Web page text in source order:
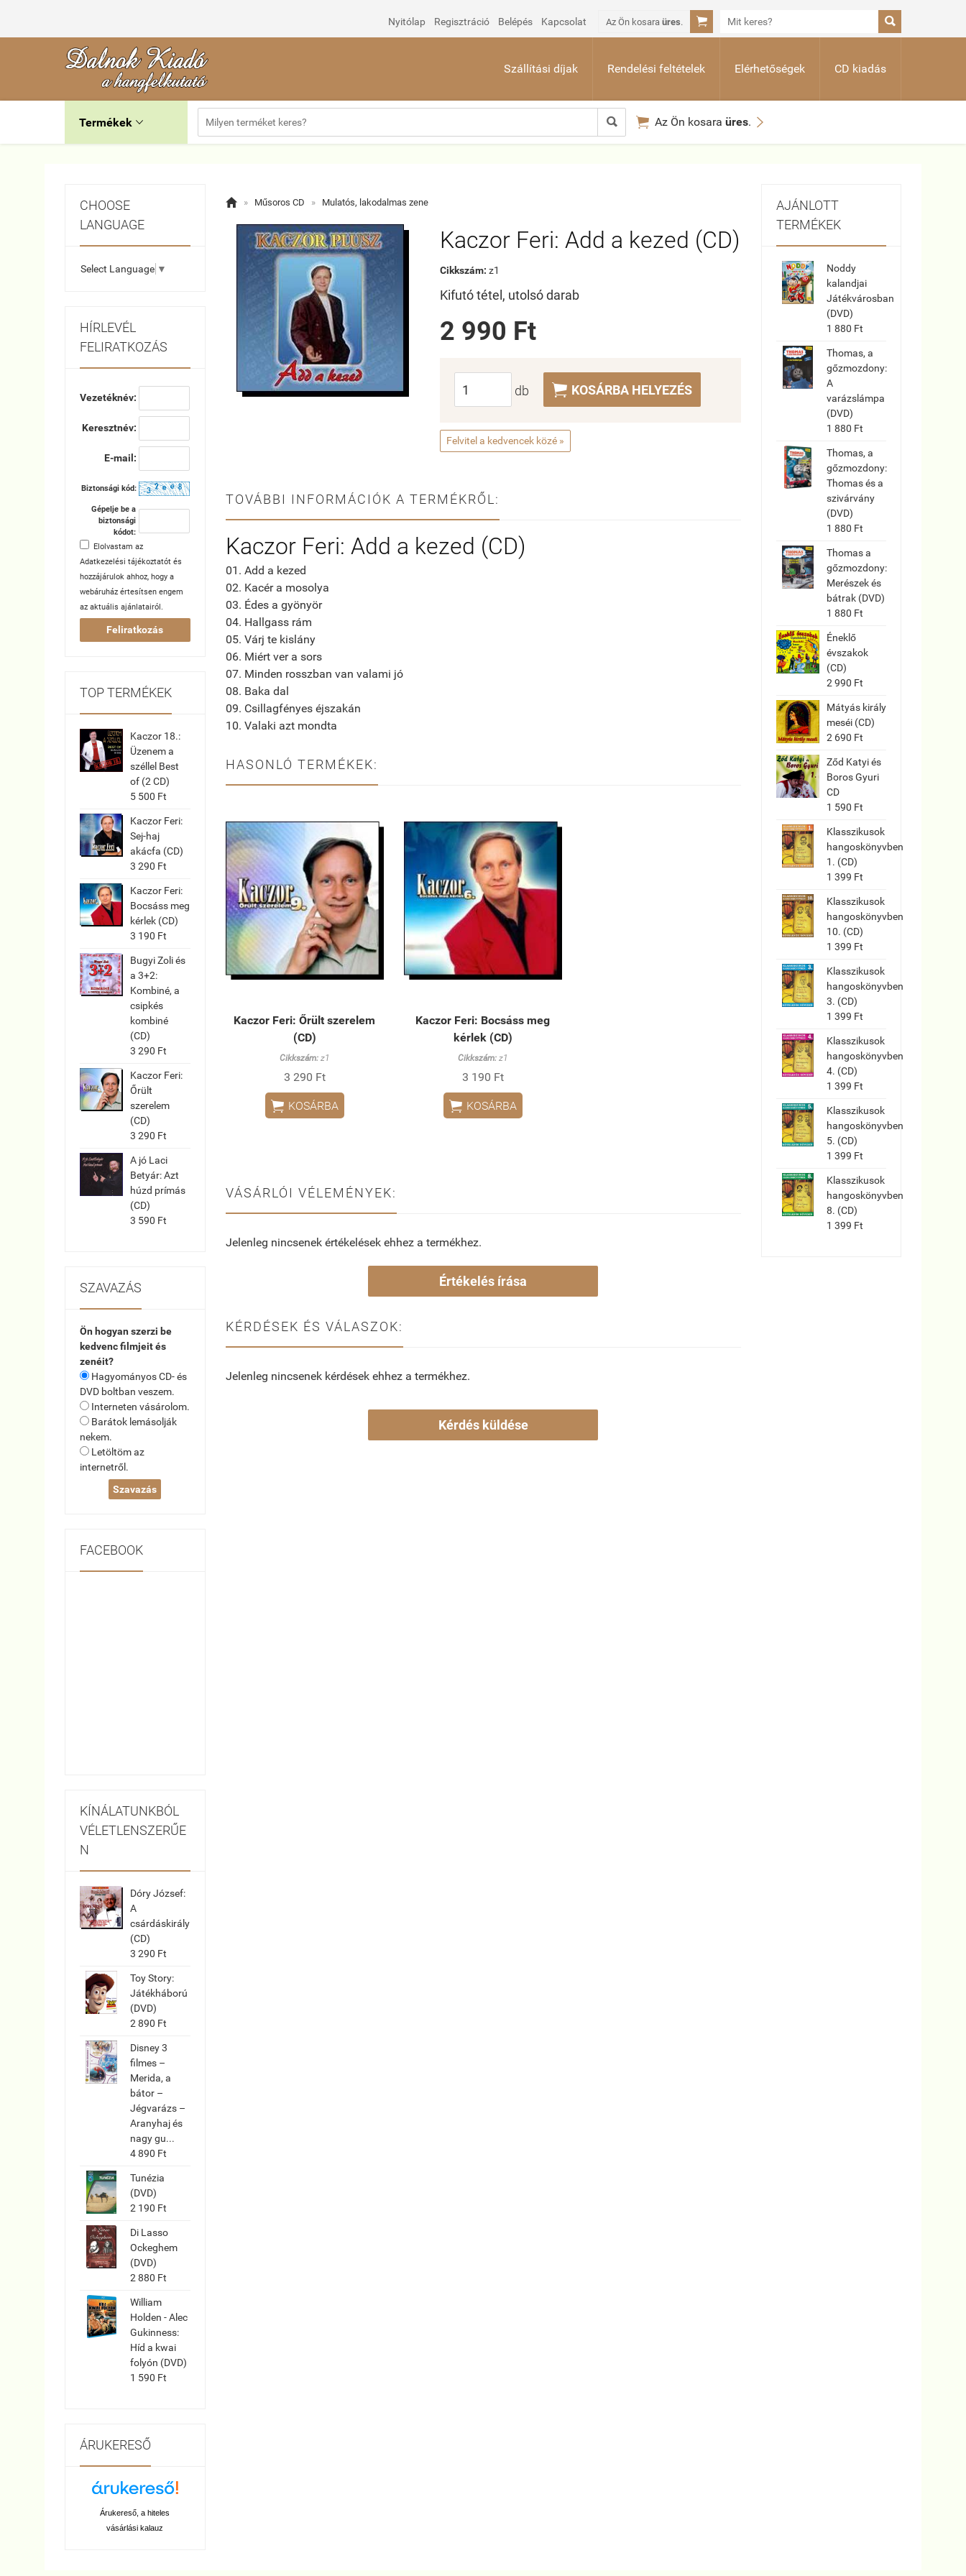
Nyitólap Regisztráció Belépés Kapcsolat Az Ön kosara üres.  
Szállítási díjak Rendelési feltételek Elérhetőségek CD kiadás
Termékek    Az Ön kosara üres. 
CHOOSE
LANGUAGE
Select Language ▼
HÍRLEVÉL
FELIRATKOZÁS
Vezetéknév:
Keresztnév:
E-mail:
Biztonsági kód:
Gépelje be a
biztonsági
kódot:
Elolvastam az
Adatkezelési tájékoztatót és
hozzájárulok ahhoz, hogy a
webáruház értesítsen engem
az aktuális ajánlatairól.
Feliratkozás
TOP TERMÉKEK
Kaczor 18.:
Üzenem a
széllel Best
of (2 CD)
5 500 Ft
Kaczor Feri:
Sej-haj
akácfa (CD)
3 290 Ft
Kaczor Feri:
Bocsáss meg
kérlek (CD)
3 190 Ft
Bugyi Zoli és
a 3+2:
Kombiné, a
csipkés
kombiné
(CD)
3 290 Ft
Kaczor Feri:
Őrült
szerelem
(CD)
3 290 Ft
A jó Laci
Betyár: Azt
húzd prímás
(CD)
3 590 Ft
SZAVAZÁS
Ön hogyan szerzi be
kedvenc filmjeit és
zenéit?
Hagyományos CD- és
DVD boltban veszem.
Interneten vásárolom.
Barátok lemásolják
nekem.
Letöltöm az
internetről.
FACEBOOK
KÍNÁLATUNKBÓL
VÉLETLENSZERŰE
N
Dóry József:
A
csárdáskirály
(CD)
3 290 Ft
Toy Story:
Játékháború
(DVD)
2 890 Ft
Disney 3
filmes –
Merida, a
bátor –
Jégvarázs –
Aranyhaj és
nagy gu...
4 890 Ft
Tunézia
(DVD)
2 190 Ft
Di Lasso
Ockeghem
(DVD)
2 880 Ft
William
Holden - Alec
Gukinness:
Híd a kwai
folyón (DVD)
1 590 Ft
ÁRUKERESŐ
Árukereső, a hiteles
vásárlási kalauz
 » Műsoros CD » Mulatós, lakodalmas zene
Kaczor Feri: Add a kezed (CD)
Cikkszám: z1
Kifutó tétel, utolsó darab
2 990 Ft
db  KOSÁRBA HELYEZÉS
Felvitel a kedvencek közé »
TOVÁBBI INFORMÁCIÓK A TERMÉKRŐL:
Kaczor Feri: Add a kezed (CD)
01. Add a kezed
02. Kacér a mosolya
03. Édes a gyönyör
04. Hallgass rám
05. Várj te kislány
06. Miért ver a sors
07. Minden rosszban van valami jó
08. Baka dal
09. Csillagfényes éjszakán
10. Valaki azt mondta
HASONLÓ TERMÉKEK:
Kaczor Feri: Őrült szerelem
(CD)
Cikkszám:z1
3 290 Ft
 KOSÁRBA
Kaczor Feri: Bocsáss meg
kérlek (CD)
Cikkszám:z1
3 190 Ft
 KOSÁRBA
VÁSÁRLÓI VÉLEMÉNYEK:
Jelenleg nincsenek értékelések ehhez a termékhez.
Értékelés írása
KÉRDÉSEK ÉS VÁLASZOK:
Jelenleg nincsenek kérdések ehhez a termékhez.
Kérdés küldése
AJÁNLOTT
TERMÉKEK
Noddy
kalandjai
Játékvárosban
(DVD)
1 880 Ft
Thomas, a
gőzmozdony:
A
varázslámpa
(DVD)
1 880 Ft
Thomas, a
gőzmozdony:
Thomas és a
szivárvány
(DVD)
1 880 Ft
Thomas a
gőzmozdony:
Merészek és
bátrak (DVD)
1 880 Ft
Éneklő
évszakok
(CD)
2 990 Ft
Mátyás király
meséi (CD)
2 690 Ft
Ződ Katyi és
Boros Gyuri
CD
1 590 Ft
Klasszikusok
hangoskönyvben
1. (CD)
1 399 Ft
Klasszikusok
hangoskönyvben
10. (CD)
1 399 Ft
Klasszikusok
hangoskönyvben
3. (CD)
1 399 Ft
Klasszikusok
hangoskönyvben
4. (CD)
1 399 Ft
Klasszikusok
hangoskönyvben
5. (CD)
1 399 Ft
Klasszikusok
hangoskönyvben
8. (CD)
1 399 Ft